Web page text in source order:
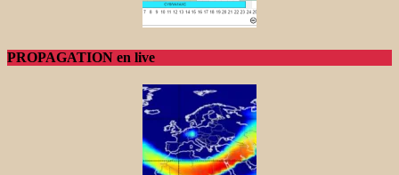
PROPAGATION en live